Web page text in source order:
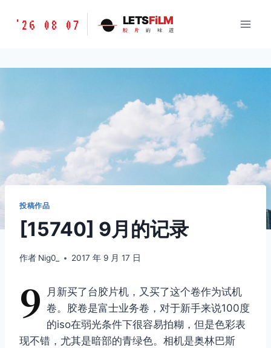
胶
味
'26 08 07 LETSFiLM
胶 片 的 味 道
投稿作品
[15740] 9月的记录
作者 Nig0_ 2017 年 9 月 17 日
9
月新买了台胶片机，又买了这个卷作为试机
卷。胶卷是富士业务卷，对于新手来说100度
的iso在弱光条件下很容易拍糊，但是色彩表
现不错，尤其是暗部的青绿色。相机是奥林巴斯